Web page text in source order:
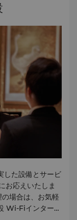
した設備とサービ
お応えいたしま
場合は、お気軽
ネ